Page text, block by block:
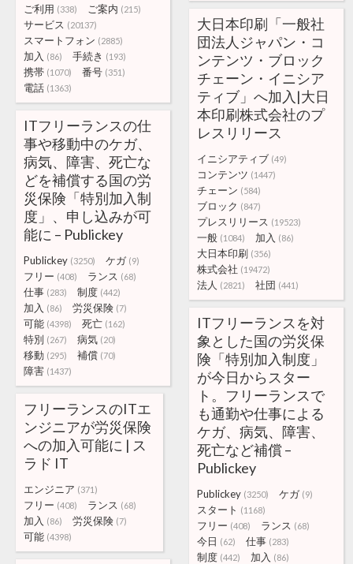
ご利用 (338) ご案内 (215)
サービス (20137)
スマートフォン (2885)
加入 (86) 手続き (193)
携帯 (1070) 番号 (351)
電話 (1363)
大日本印刷「一般社
団法人ジャパン・コ
ンテンツ・ブロック
チェーン・イニシア
ティブ」へ加入|大日
本印刷株式会社のプ
レスリリース
イニシアティブ (49)
コンテンツ (1447)
チェーン (584)
ブロック (847)
プレスリリース (19523)
一般 (1084) 加入 (86)
大日本印刷 (356)
株式会社 (19472)
法人 (2821) 社団 (441)
ITフリーランスの仕
事や移動中のケガ、
病気、障害、死亡な
どを補償する国の労
災保険「特別加入制
度」、申し込みが可
能に – Publickey
Publickey (3250) ケガ (9)
フリー (408) ランス (68)
仕事 (283) 制度 (442)
加入 (86) 労災保険 (7)
可能 (4398) 死亡 (162)
特別 (267) 病気 (20)
移動 (295) 補償 (70)
障害 (1437)
ITフリーランスを対
象とした国の労災保
険「特別加入制度」
が今日からスター
ト。フリーランスで
も通勤や仕事による
ケガ、病気、障害、
死亡など補償 –
Publickey
Publickey (3250) ケガ (9)
スタート (1168)
フリー (408) ランス (68)
今日 (62) 仕事 (283)
制度 (442) 加入 (86)
フリーランスのITエ
ンジニアが労災保険
への加入可能に | ス
ラド IT
エンジニア (371)
フリー (408) ランス (68)
加入 (86) 労災保険 (7)
可能 (4398)